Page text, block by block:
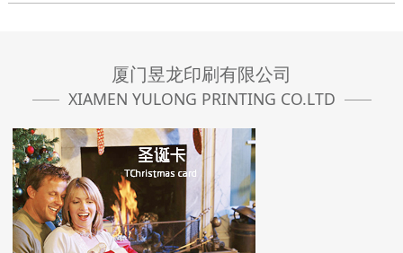
厦门昱龙印刷有限公司
XIAMEN YULONG PRINTING CO.LTD